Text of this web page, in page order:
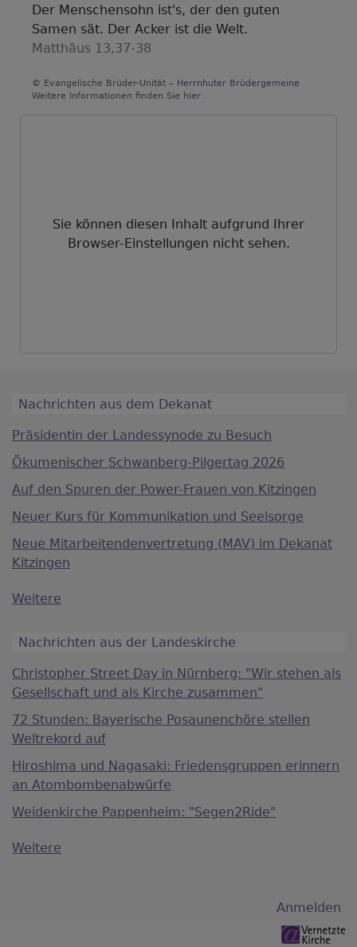
Der Menschensohn ist's, der den guten
Samen sät. Der Acker ist die Welt.
Matthäus 13,37-38
© Evangelische Brüder-Unität – Herrnhuter Brüdergemeine
Weitere Informationen finden Sie hier .
Sie können diesen Inhalt aufgrund Ihrer
Browser-Einstellungen nicht sehen.
Nachrichten aus dem Dekanat
Präsidentin der Landessynode zu Besuch
Ökumenischer Schwanberg-Pilgertag 2026
Auf den Spuren der Power-Frauen von Kitzingen
Neuer Kurs für Kommunikation und Seelsorge
Neue Mitarbeitendenvertretung (MAV) im Dekanat
Kitzingen
Weitere
Nachrichten aus der Landeskirche
Christopher Street Day in Nürnberg: "Wir stehen als
Gesellschaft und als Kirche zusammen"
72 Stunden: Bayerische Posaunenchöre stellen
Weltrekord auf
Hiroshima und Nagasaki: Friedensgruppen erinnern
an Atombombenabwürfe
Weidenkirche Pappenheim: "Segen2Ride"
Weitere
Anmelden